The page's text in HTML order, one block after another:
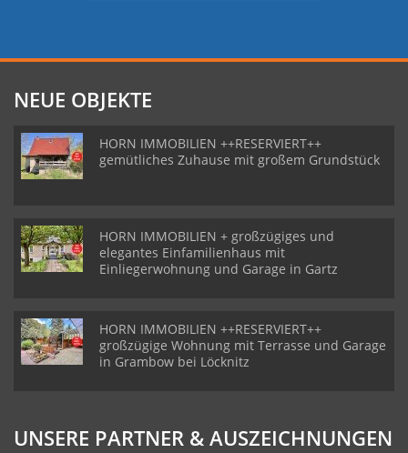
NEUE OBJEKTE
HORN IMMOBILIEN ++RESERVIERT++
gemütliches Zuhause mit großem Grundstück
HORN IMMOBILIEN + großzügiges und
elegantes Einfamilienhaus mit
Einliegerwohnung und Garage in Gartz
HORN IMMOBILIEN ++RESERVIERT++
großzügige Wohnung mit Terrasse und Garage
in Grambow bei Löcknitz
UNSERE PARTNER & AUSZEICHNUNGEN